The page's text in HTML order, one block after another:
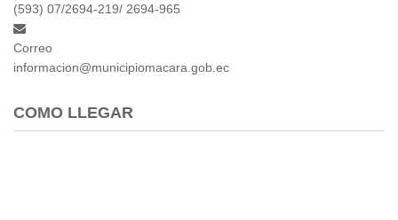
(593) 07/2694-219/ 2694-965
Correo
informacion@municipiomacara.gob.ec
COMO LLEGAR